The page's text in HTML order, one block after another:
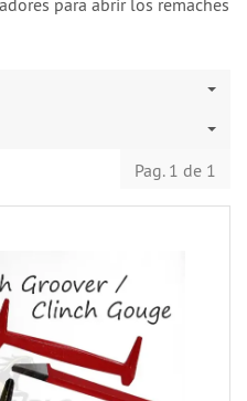
para abrir los remaches
Pag. 1 de 1